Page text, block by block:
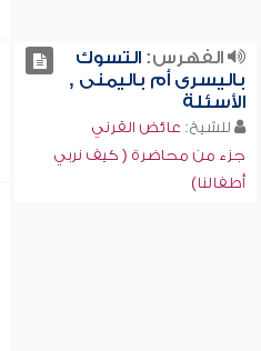
الفهرس:التسوك
باليسرى أم باليمنى ,
الأسئلة
للشيخ: عائض القرني
جزء من محاضرة ( كيف نربي
أطفالنا)